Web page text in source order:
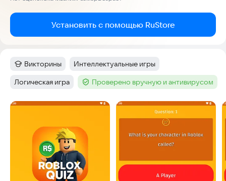
Установить с помощью RuStore
Категория:
Викторины Тег:
Интеллектуальные игры
Тег :
Логическая игра Тег :Проверено вручную и антивирусом
Скриншоты